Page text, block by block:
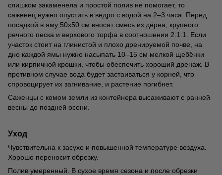
слишком закаменела и простой полив не помогает, то
саженец нужно опустить в ведро с водой на 2–3 часа. Перед
посадкой в яму 50х50 см вносят смесь из дёрна, крупного
речного песка и верхового торфа в соотношении 2:1:1. Если
участок стоит на глинистой и плохо дренируемой почве, на
дно каждой ямы нужно насыпать 10–15 см мелкой щебёнки
или кирпичной крошки, чтобы обеспечить хороший дренаж. В
противном случае вода будет застаиваться у корней, что
спровоцирует их загнивание, и растение погибнет.
Саженцы с комом земли из контейнера высаживают с ранней
весны до поздней осени.
Уход
Чувствительна к засухе и повышенной температуре воздуха.
Хорошо переносит обрезку.
Полив умеренный. В сухое время сезона и после обрезки